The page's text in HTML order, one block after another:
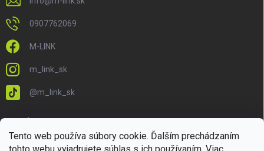
Tento web používa súbory cookie. Ďalším prechádzaním
0907762069
M-LINK
m_link_sk
@m_link_sk